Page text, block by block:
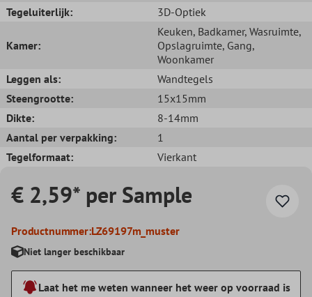
Tegeluiterlijk:
3D-Optiek
Kamer:
Keuken, Badkamer, Wasruimte,
Opslagruimte, Gang,
Woonkamer
Leggen als:
Wandtegels
Steengrootte:
15x15mm
Dikte:
8-14mm
Aantal per verpakking:
1
Tegelformaat:
Vierkant
€ 2,59* per Sample
Productnummer:LZ69197m_muster
Niet langer beschikbaar
Laat het me weten wanneer het weer op voorraad is